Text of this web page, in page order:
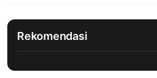
Rekomendasi